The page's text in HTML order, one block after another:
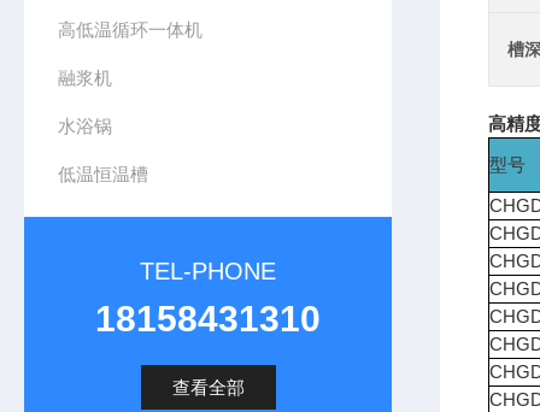
高低温循环一体机
融浆机
水浴锅
低温恒温槽
TEL-PHONE
18158431310
查看全部
槽
高精
型号